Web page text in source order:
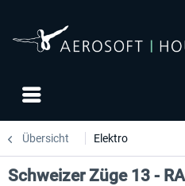
Übersicht Elektro
Schweizer Züge 13 -